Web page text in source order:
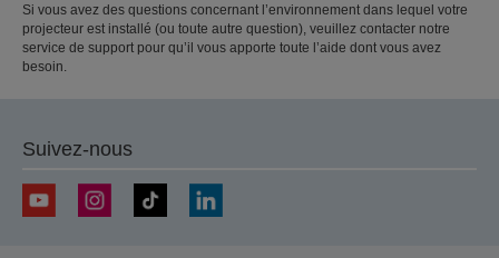
Si vous avez des questions concernant l’environnement dans lequel votre
projecteur est installé (ou toute autre question), veuillez contacter notre
service de support pour qu’il vous apporte toute l’aide dont vous avez
besoin.
Suivez-nous